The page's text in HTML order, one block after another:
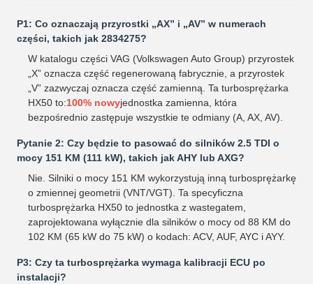
P1: Co oznaczają przyrostki „AX” i „AV” w numerach
części, takich jak 2834275?
W katalogu części VAG (Volkswagen Auto Group) przyrostek
„X” oznacza część regenerowaną fabrycznie, a przyrostek
„V” zazwyczaj oznacza część zamienną. Ta turbosprężarka
HX50 to:100% nowyjednostka zamienna, która
bezpośrednio zastępuje wszystkie te odmiany (A, AX, AV).
Pytanie 2: Czy będzie to pasować do silników 2.5 TDI o
mocy 151 KM (111 kW), takich jak AHY lub AXG?
Nie. Silniki o mocy 151 KM wykorzystują inną turbosprężarkę
o zmiennej geometrii (VNT/VGT). Ta specyficzna
turbosprężarka HX50 to jednostka z wastegatem,
zaprojektowana wyłącznie dla silników o mocy od 88 KM do
102 KM (65 kW do 75 kW) o kodach: ACV, AUF, AYC i AYY.
P3: Czy ta turbosprężarka wymaga kalibracji ECU po
instalacji?